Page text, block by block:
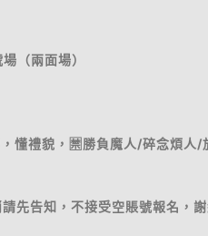
（兩面場）
懂禮貌，🈲勝負魔人/碎念煩人/
先告知，不接受空賬號報名，